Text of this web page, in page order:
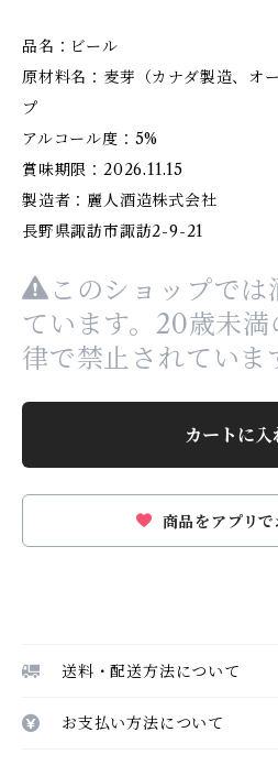
品名：ビール
原材料名：麦芽（カナダ製造、オ
プ
アルコール度：5%
賞味期限：2026.11.15
製造者：麗人酒造株式会社
長野県諏訪市諏訪2-9-21
このショップでは
ています。20歳未
律で禁止されていま
カートに入
商品をアプリで
送料・配送方法について
お支払い方法について